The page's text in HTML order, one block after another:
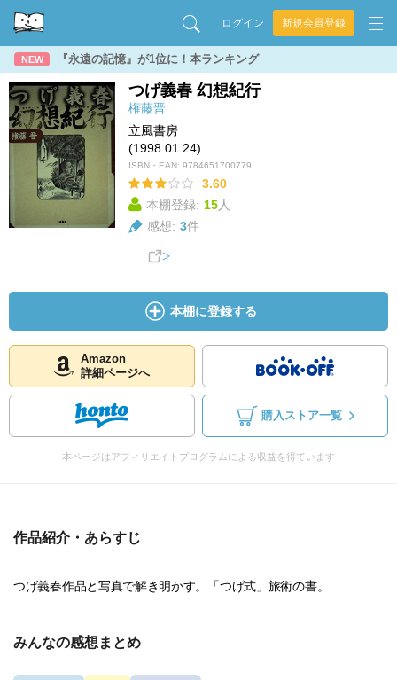
ログイン 新規会員登録
NEW 『永遠の記憶』が1位に！本ランキング
つげ義春 幻想紀行
権藤晋
立風書房
(1998.01.24)
ISBN・EAN: 9784651700779
3.60
本棚登録: 15人
感想: 3件
本棚に登録する
Amazon
詳細ページへ
購入ストア一覧
本ページはアフィリエイトプログラムによる収益を得ています
作品紹介・あらすじ
つげ義春作品と写真で解き明かす。「つげ式」旅術の書。
みんなの感想まとめ